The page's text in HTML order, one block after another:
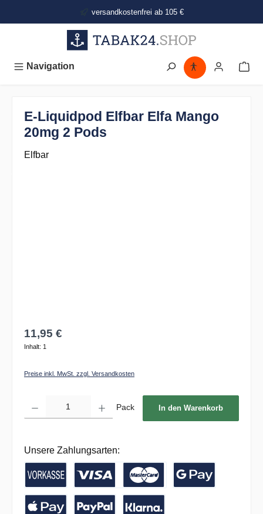
versandkostenfrei ab 105 €
Navigation
E-Liquidpod Elfbar Elfa Mango
20mg 2 Pods
Elfbar
11,95 €
Inhalt: 1
Preise inkl. MwSt. zzgl. Versandkosten
Pack In den Warenkorb
Unsere Zahlungsarten:
Vorkasse / Banküberweisung
Kreditkarte